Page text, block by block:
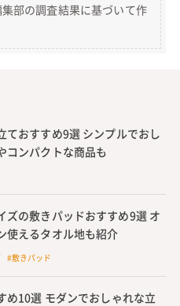
部の調査結果に基づいて作
ておすすめ9選 シンプルでおし
コンパクトな商品も
ズの敷きパッドおすすめ9選 オ
使えるタオル地も紹介
#敷きパッド
め10選 モダンでおしゃれな立